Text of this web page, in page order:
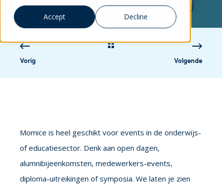
Accept Decline
Vorig Volgende
Momice is heel geschikt voor events in de onderwijs-
of educatiesector. Denk aan open dagen,
alumnibijeenkomsten, medewerkers-events,
diploma-uitreikingen of symposia. We laten je zien